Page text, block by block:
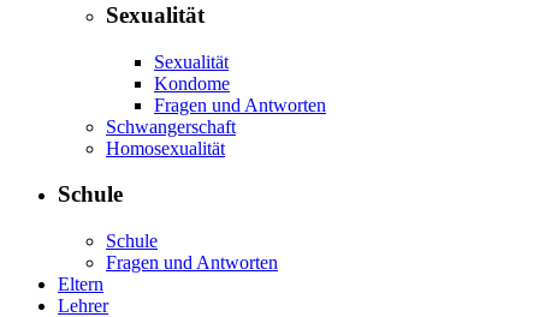
Sexualität
Sexualität
Kondome
Fragen und Antworten
Schwangerschaft
Homosexualität
Schule
Schule
Fragen und Antworten
Eltern
Lehrer